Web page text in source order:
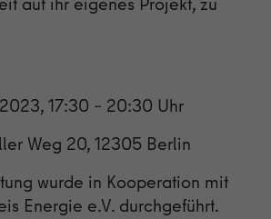
17:30 – 20:30 Uhr
Weg 20, 12305 Berlin
wurde in Kooperation mit
Energie e.V. durchgeführt.